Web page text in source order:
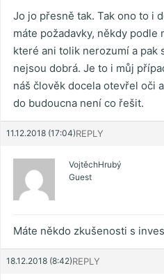
Jo jo přesně tak. Tak ono to i
máte požadavky, někdy podle
které ani tolik nerozumí a pak
nejsou dobrá. Je to i můj
náš člověk docela otevřel oči
do budoucna není co řešit.
11.12.2018 (17:04)REPLY
VojtěchHrubý
Guest
Máte někdo zkušenosti s
18.12.2018 (8:42)REPLY